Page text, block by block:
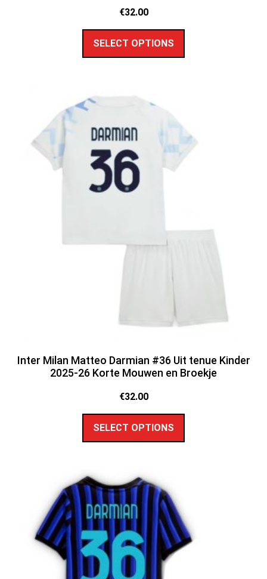
€32.00
SELECT OPTIONS
Inter Milan Matteo Darmian #36 Uit tenue Kinder
2025-26 Korte Mouwen en Broekje
€32.00
SELECT OPTIONS